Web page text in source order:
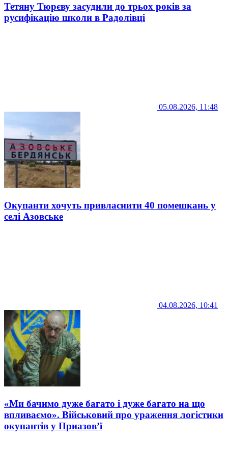
Тетяну Тюрєву засудили до трьох років за
русифікацію школи в Радолівці
05.08.2026, 11:48
Окупанти хочуть привласнити 40 помешкань у
селі Азовське
04.08.2026, 10:41
«Ми бачимо дуже багато і дуже багато на що
впливаємо». Військовий про ураження логістики
окупантів у Приазов’ї